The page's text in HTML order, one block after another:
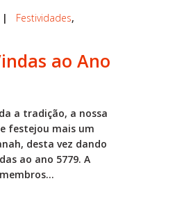
| Festividades,
ao Ano
a tradição, a nossa
festejou mais um
desta vez dando
ao ano 5779. A